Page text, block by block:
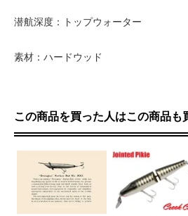
潜航深度：トップウォーター
素材：ハードウッド
この商品を買った人はこの商品も